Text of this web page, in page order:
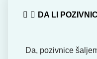
DA LI
Da, pozivnice